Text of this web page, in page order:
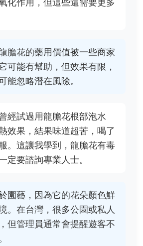
化作用，但這些還需要更多
膽花的藥用價值被一些商家
可能有幫助，但效果有限，
能忽略潛在風險。
經試過用龍膽花根部泡水
效果，結果味道超苦，喝了
。這讓我學到，龍膽花有毒
定要諮詢專業人士。
園藝，因為它的花朵顏色鮮
。在台灣，很多公園或私人
但管理員通常會提醒遊客不